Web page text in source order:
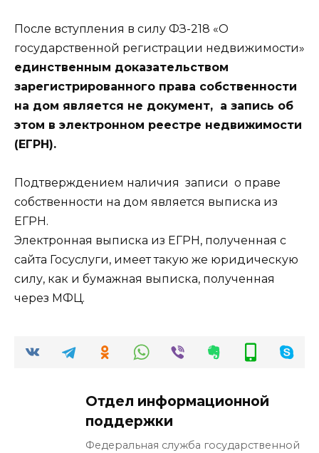
После вступления в силу ФЗ-218 «О
государственной регистрации недвижимости»
единственным доказательством
зарегистрированного права собственности
на дом является не документ, а запись об
этом в электронном реестре недвижимости
(ЕГРН).
Подтверждением наличия записи о праве
собственности на дом является выписка из
ЕГРН.
Электронная выписка из ЕГРН, полученная с
сайта Госуслуги, имеет такую же юридическую
силу, как и бумажная выписка, полученная
через МФЦ.
Отдел информационной
поддержки
Федеральная служба государственной